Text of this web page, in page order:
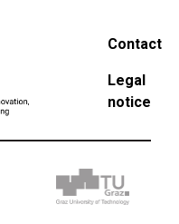
Contact
Legal
notice